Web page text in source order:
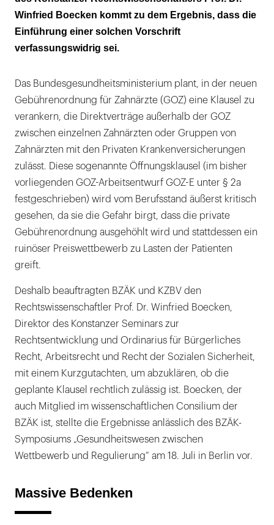
Winfried Boecken kommt zu dem Ergebnis, dass die
Einführung einer solchen Vorschrift
verfassungswidrig sei.
Das Bundesgesundheitsministerium plant, in der neuen
Gebührenordnung für Zahnärzte (GOZ) eine Klausel zu
verankern, die Direktverträge außerhalb der GOZ
zwischen einzelnen Zahnärzten oder Gruppen von
Zahnärzten mit den Privaten Krankenversicherungen
zulässt. Diese sogenannte Öffnungsklausel (im bisher
vorliegenden GOZ-Arbeitsentwurf GOZ-E unter § 2a
festgeschrieben) wird vom Berufsstand äußerst kritisch
gesehen, da sie die Gefahr birgt, dass die private
Gebührenordnung ausgehöhlt wird und stattdessen ein
ruinöser Preiswettbewerb zu Lasten der Patienten
greift.
Deshalb beauftragten BZÄK und KZBV den
Rechtswissenschaftler Prof. Dr. Winfried Boecken,
Direktor des Konstanzer Seminars zur
Rechtsentwicklung und Ordinarius für Bürgerliches
Recht, Arbeitsrecht und Recht der Sozialen Sicherheit,
mit einem Kurzgutachten, um abzuklären, ob die
geplante Klausel rechtlich zulässig ist. Boecken, der
auch Mitglied im wissenschaftlichen Consilium der
BZÄK ist, stellte die Ergebnisse anlässlich des BZÄK-
Symposiums „Gesundheitswesen zwischen
Wettbewerb und Regulierung“ am 18. Juli in Berlin vor.
Massive Bedenken